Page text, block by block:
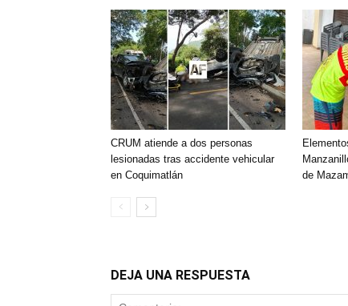
CRUM atiende a dos personas
lesionadas tras accidente vehicular
en Coquimatlán
de
DEJA UNA RESPUESTA